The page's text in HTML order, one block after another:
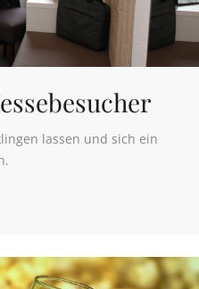
lassen und sich ein